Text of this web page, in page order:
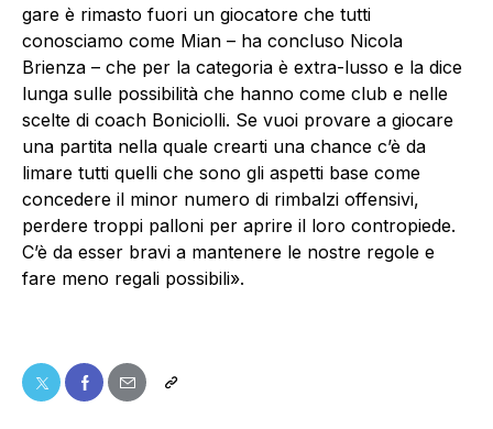
gare è rimasto fuori un giocatore che tutti
conosciamo come Mian – ha concluso Nicola
Brienza – che per la categoria è extra-lusso e la dice
lunga sulle possibilità che hanno come club e nelle
scelte di coach Boniciolli. Se vuoi provare a giocare
una partita nella quale crearti una chance c’è da
limare tutti quelli che sono gli aspetti base come
concedere il minor numero di rimbalzi offensivi,
perdere troppi palloni per aprire il loro contropiede.
C’è da esser bravi a mantenere le nostre regole e
fare meno regali possibili».